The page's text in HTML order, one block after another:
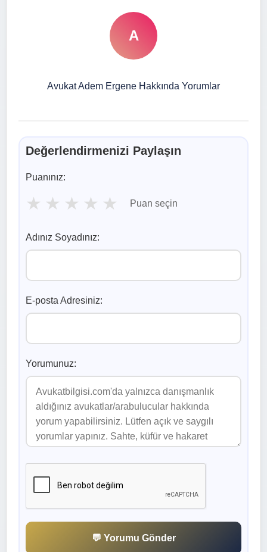
A
Avukat Adem Ergene Hakkında Yorumlar
Değerlendirmenizi Paylaşın
Puanınız:
★ ★ ★ ★ ★ Puan seçin
Adınız Soyadınız:
E-posta Adresiniz:
Yorumunuz:
💬 Yorumu Gönder